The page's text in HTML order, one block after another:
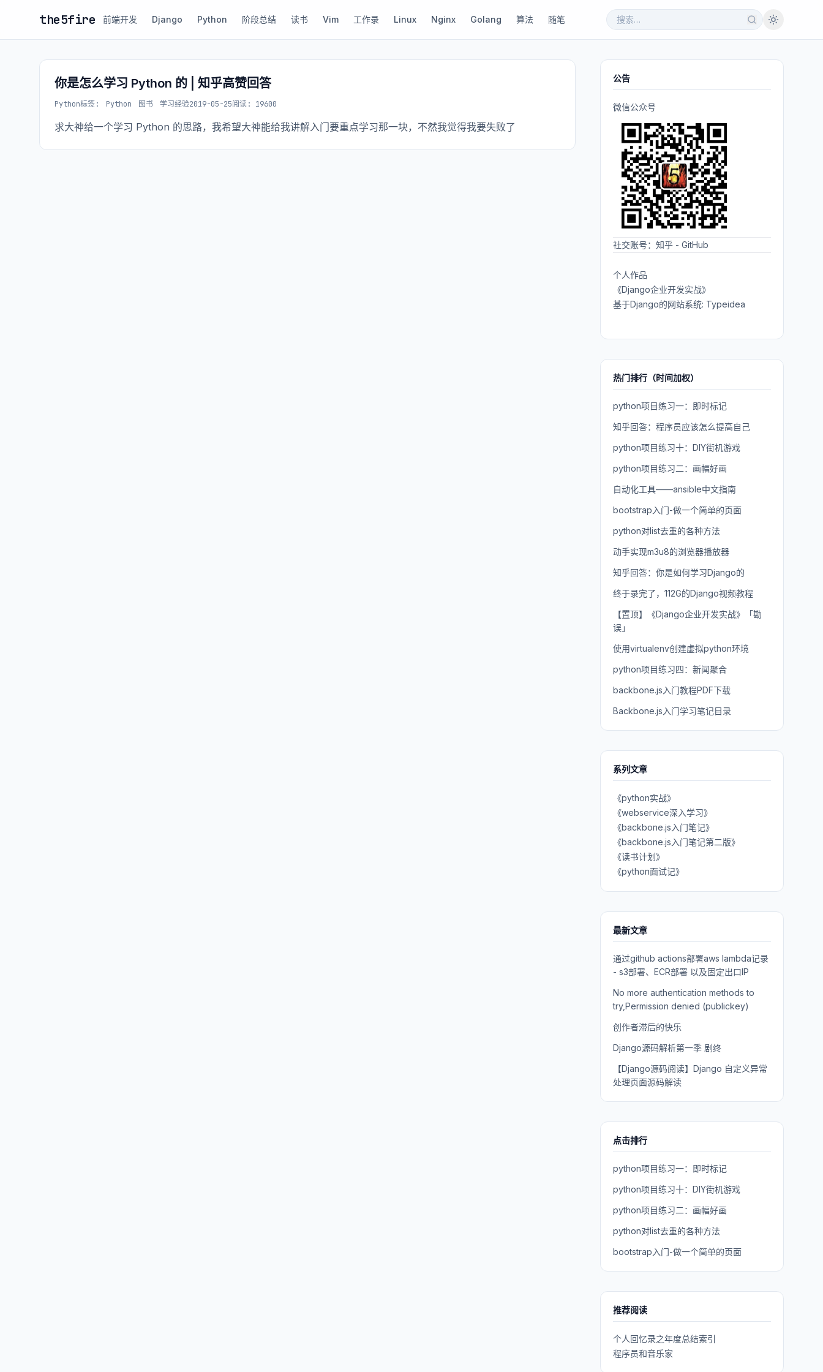
the5fire 前端开发 Django Python 阶段总结 读书 Vim 工作录 Linux Nginx Golang 算法 随笔
你是怎么学习 Python 的 | 知乎高赞回答
Python标签: Python 图书 学习经验2019-05-25阅读: 19600
求大神给一个学习 Python 的思路，我希望大神能给我讲解入门要重点学习那一块，不然我觉得我要失败了
公告
微信公众号
社交账号： 知乎 - GitHub
个人作品
《Django企业开发实战》
基于Django的网站系统: Typeidea
热门排行（时间加权）
python项目练习一：即时标记
知乎回答：程序员应该怎么提高自己
python项目练习十：DIY街机游戏
python项目练习二：画幅好画
自动化工具——ansible中文指南
bootstrap入门-做一个简单的页面
python对list去重的各种方法
动手实现m3u8的浏览器播放器
知乎回答：你是如何学习Django的
终于录完了，112G的Django视频教程
【置顶】《Django企业开发实战》「勘
误」
使用virtualenv创建虚拟python环境
python项目练习四：新闻聚合
backbone.js入门教程PDF下载
Backbone.js入门学习笔记目录
系列文章
《python实战》
《webservice深入学习》
《backbone.js入门笔记》
《backbone.js入门笔记第二版》
《读书计划》
《python面试记》
最新文章
通过github actions部署aws lambda记录
- s3部署、ECR部署 以及固定出口IP
No more authentication methods to
try,Permission denied (publickey)
创作者滞后的快乐
Django源码解析第一季 剧终
【Django源码阅读】Django 自定义异常
处理页面源码解读
点击排行
python项目练习一：即时标记
python项目练习十：DIY街机游戏
python项目练习二：画幅好画
python对list去重的各种方法
bootstrap入门-做一个简单的页面
推荐阅读
个人回忆录之年度总结索引
程序员和音乐家